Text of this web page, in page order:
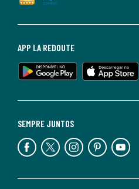
SEMPRE JUNTOS
APP LA REDOUTE